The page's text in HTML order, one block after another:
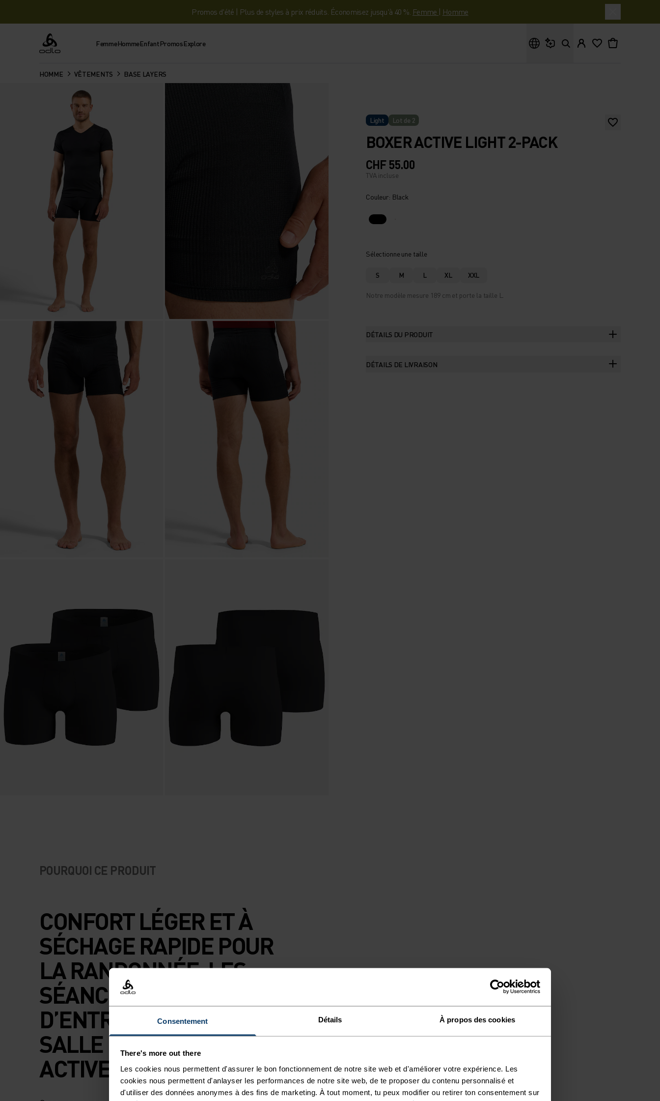
Consentement Détails À propos des cookies
There's more out there
Les cookies nous permettent d'assurer le bon fonctionnement de notre site web et d'améliorer votre expérience. Les
cookies nous permettent d'anlayser les performances de notre site web, de te proposer du contenu personnalisé et
d'utiliser des données anonymes à des fins de marketing. À tout moment, tu peux modifier ou retirer ton consentement sur
Promos d'été | Plus de styles à prix réduits. Économisez jusqu'à 40 %. Femme | Homme
Odlo FemmeHommeEnfantPromosExplore
HOMME VÊTEMENTS BASE LAYERS
Light Lot de 2
BOXER ACTIVE LIGHT 2-PACK
CHF 55.00
TVA incluse
Couleur: Black
Sélectionne une taille
S M L XL XXL
Notre modèle mesure 189 cm et porte la taille L.
DÉTAILS DU PRODUIT
DÉTAILS DE LIVRAISON
POURQUOI CE PRODUIT
CONFORT LÉGER ET À
SÉCHAGE RAPIDE POUR
LA RANDONNÉE, LES
SÉANCES
D’ENTRAÎNEMENT EN
SALLE ET LES JOURNÉES
ACTIVES.